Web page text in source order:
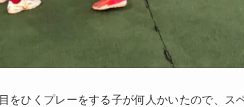
をひくプレーをする子が何人かいたので、